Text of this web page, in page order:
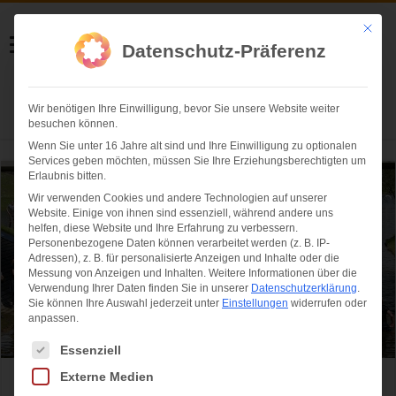
Helmut Swoboda
Fotografie
Herzlich willkommen
Reebok Spartan Race Munich – 5.500
Mit
Datenschutz-Präferenz
Wir benötigen Ihre Einwilligung, bevor Sie unsere Website weiter
besuchen können.
Wenn Sie unter 16 Jahre alt sind und Ihre Einwilligung zu optionalen
Services geben möchten, müssen Sie Ihre Erziehungsberechtigten um
Erlaubnis bitten.
Wir verwenden Cookies und andere Technologien auf unserer
Website. Einige von ihnen sind essenziell, während andere uns
helfen, diese Website und Ihre Erfahrung zu verbessern.
Personenbezogene Daten können verarbeitet werden (z. B. IP-
Adressen), z. B. für personalisierte Anzeigen und Inhalte oder die
Messung von Anzeigen und Inhalten. Weitere Informationen über die
Verwendung Ihrer Daten finden Sie in unserer Datenschutzerklärung.
Sie können Ihre Auswahl jederzeit unter Einstellungen widerrufen oder
anpassen.
Es folgt eine Liste der Service-Gruppen, für die eine Einwilligung
Essenziell
Externe Medien